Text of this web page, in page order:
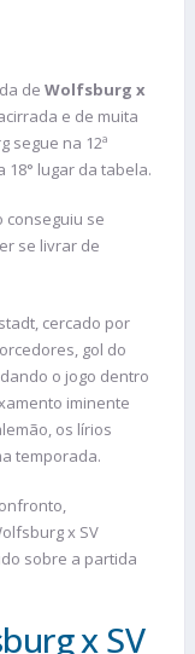
de Wolfsburg x
e de muita
segue na 12ª
18° lugar da tabela.
conseguiu se
se livrar de
cercado por
gol do
o jogo dentro
iminente
os lírios
temporada.
x SV
sobre a partida
x SV